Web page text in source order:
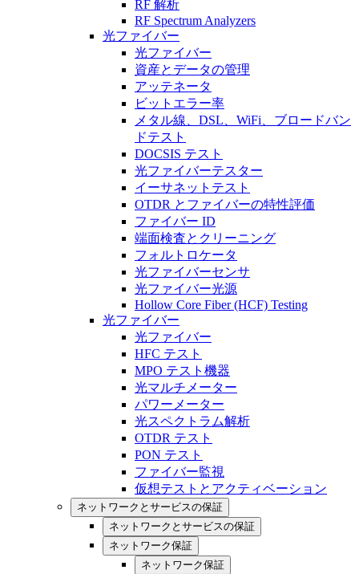
RF 解析
RF Spectrum Analyzers
光ファイバー
光ファイバー
資産とデータの管理
アッテネータ
ビットエラー率
メタル線、DSL、WiFi、ブロードバン
ドテスト
DOCSIS テスト
光ファイバーテスター
イーサネットテスト
OTDR とファイバーの特性評価
ファイバー ID
端面検査とクリーニング
フォルトロケータ
光ファイバーセンサ
光ファイバー光源
Hollow Core Fiber (HCF) Testing
光ファイバー
光ファイバー
HFC テスト
MPO テスト機器
光マルチメーター
パワーメーター
光スペクトラム解析
OTDR テスト
PON テスト
ファイバー監視
仮想テストとアクティベーション
ネットワークとサービスの保証
ネットワークとサービスの保証
ネットワーク保証
ネットワーク保証